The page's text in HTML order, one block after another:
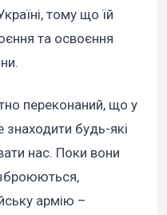
тому що їй
та освоєння
переконаний, що у
знаходити будь-які
нас. Поки вони
армію –